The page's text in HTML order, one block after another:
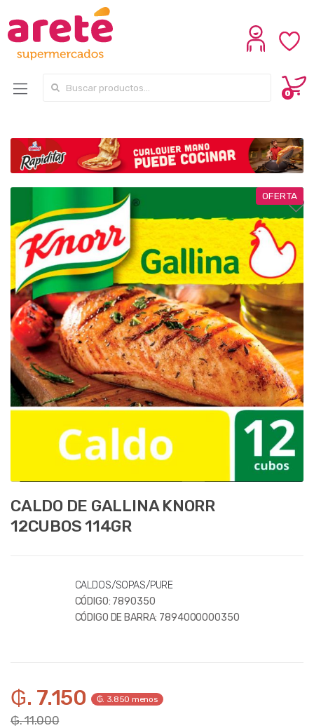
Search for:
0
OFERTA
CALDO DE GALLINA KNORR
12CUBOS 114GR
CALDOS/SOPAS/PURE
CÓDIGO: 7890350
CÓDIGO DE BARRA: 7894000000350
₲. 7.150 ₲. 3.850 menos
₲. 11.000